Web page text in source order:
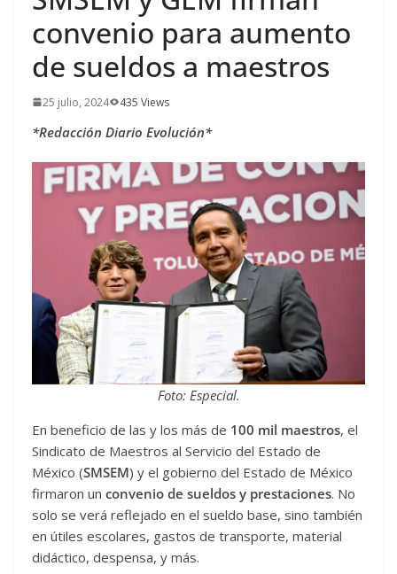
convenio para aumento
de sueldos a maestros
25 julio, 2024 435 Views
*Redacción Diario Evolución*
Foto: Especial.
En beneficio de las y los más de 100 mil maestros, el
Sindicato de Maestros al Servicio del Estado de
México (SMSEM) y el gobierno del Estado de México
firmaron un convenio de sueldos y prestaciones. No
solo se verá reflejado en el sueldo base, sino también
en útiles escolares, gastos de transporte, material
didáctico, despensa, y más.